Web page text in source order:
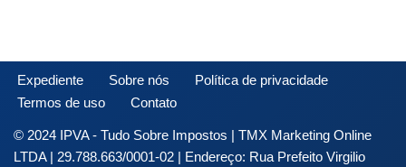
Expediente Sobre nós
Política de privacidade
Termos de uso
Contato
© 2024 IPVA - Tudo Sobre Impostos | TMX Marketing Online
LTDA | 29.788.663/0001-02 | Endereço: Rua Prefeito Virgilio